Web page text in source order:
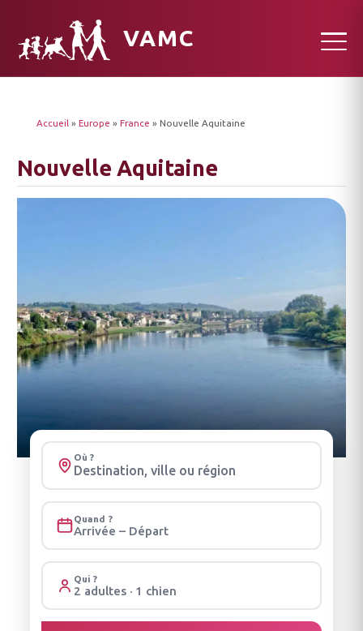
VAMC
Accueil » Europe » France » Nouvelle Aquitaine
Nouvelle Aquitaine
Où ?
Quand ?
Arrivée – Départ
Qui ?
2 adultes · 1 chien